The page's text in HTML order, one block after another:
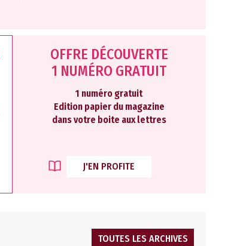
OFFRE DÉCOUVERTE
1 NUMÉRO GRATUIT
1 numéro gratuit
Edition papier du magazine
dans votre boite aux lettres
J'EN PROFITE
TOUTES LES ARCHIVES